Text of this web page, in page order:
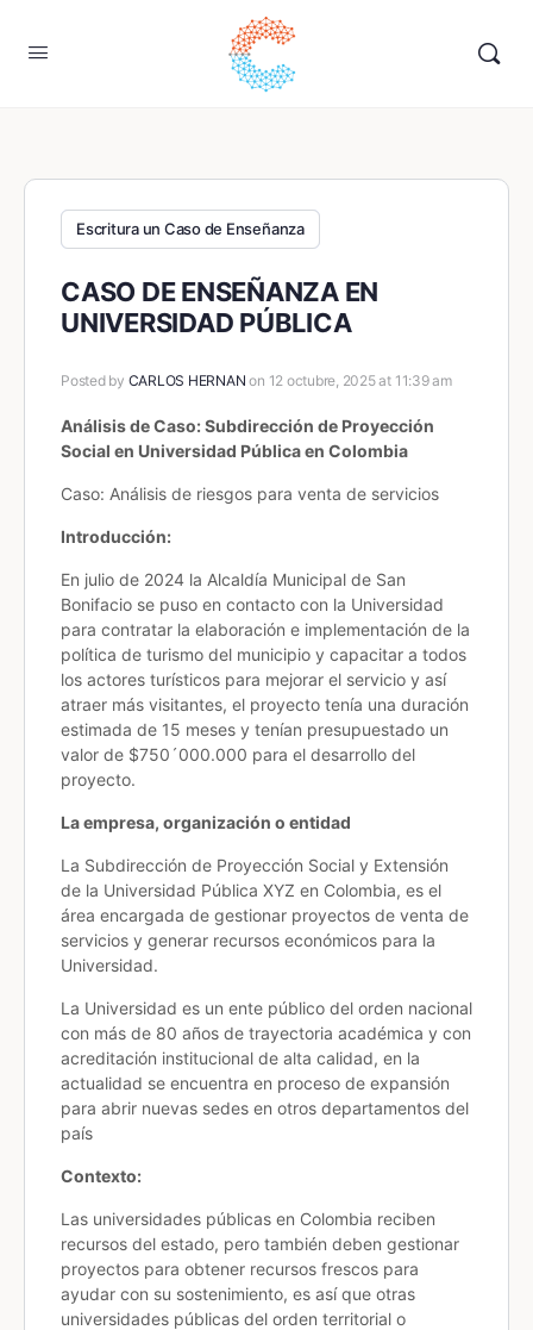
Escritura un Caso de Enseñanza
CASO DE ENSEÑANZA EN
UNIVERSIDAD PÚBLICA
Posted by CARLOS HERNAN on 12 octubre, 2025 at 11:39 am
Análisis de Caso: Subdirección de Proyección
Social en Universidad Pública en Colombia
Caso: Análisis de riesgos para venta de servicios
Introducción:
En julio de 2024 la Alcaldía Municipal de San
Bonifacio se puso en contacto con la Universidad
para contratar la elaboración e implementación de la
política de turismo del municipio y capacitar a todos
los actores turísticos para mejorar el servicio y así
atraer más visitantes, el proyecto tenía una duración
estimada de 15 meses y tenían presupuestado un
valor de $750´000.000 para el desarrollo del
proyecto.
La empresa, organización o entidad
La Subdirección de Proyección Social y Extensión
de la Universidad Pública XYZ en Colombia, es el
área encargada de gestionar proyectos de venta de
servicios y generar recursos económicos para la
Universidad.
La Universidad es un ente público del orden nacional
con más de 80 años de trayectoria académica y con
acreditación institucional de alta calidad, en la
actualidad se encuentra en proceso de expansión
para abrir nuevas sedes en otros departamentos del
país
Contexto:
Las universidades públicas en Colombia reciben
recursos del estado, pero también deben gestionar
proyectos para obtener recursos frescos para
ayudar con su sostenimiento, es así que otras
universidades públicas del orden territorial o